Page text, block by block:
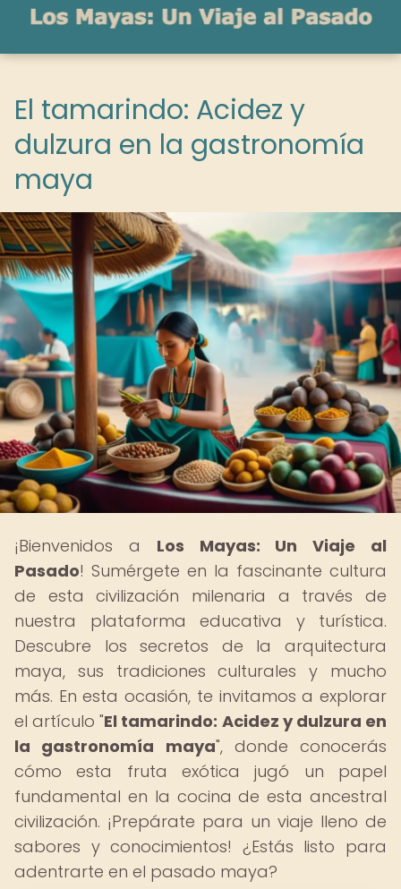
El tamarindo: Acidez y
dulzura en la gastronomía
maya
¡Bienvenidos a Los Mayas: Un Viaje al
Pasado! Sumérgete en la fascinante cultura
de esta civilización milenaria a través de
nuestra plataforma educativa y turística.
Descubre los secretos de la arquitectura
maya, sus tradiciones culturales y mucho
más. En esta ocasión, te invitamos a explorar
el artículo "El tamarindo: Acidez y dulzura en
la gastronomía maya", donde conocerás
cómo esta fruta exótica jugó un papel
fundamental en la cocina de esta ancestral
civilización. ¡Prepárate para un viaje lleno de
sabores y conocimientos! ¿Estás listo para
adentrarte en el pasado maya?